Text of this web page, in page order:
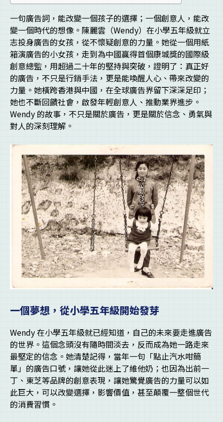
一句廣告詞，能改變一個孩子的選擇；一個創意人，能改
變一個時代的想像。陳麗雲（Wendy）在小學五年級就立
志投身廣告的女孩，從不懷疑創意的力量。她從一個用紙
箱演廣告的小女孩，走到為中國贏得首個康城獎的國際級
創意總監，用超過二十年的堅持與突破，證明了：真正好
的廣告，不只是行銷手法，更是能喚醒人心、帶來改變的
力量。她橫跨香港與中國，在全球廣告界留下深深足印；
她也不斷回饋社會，啟發年輕創意人、推動業界進步。
Wendy 的故事，不只是關於廣告，更是關於信念、勇氣與
對人的深刻理解。
一個夢想，從小學五年級開始發芽
Wendy 在小學五年級就已經知道，自己的未來要走進廣告
的世界。這個念頭沒有隨時間淡去，反而成為她一路走來
最堅定的信念。她清楚記得，當年一句「點止汽水咁簡
單」的廣告口號，讓她從此迷上了維他奶；也因為出前一
丁、東芝等品牌的創意表現，讓她驚覺廣告的力量可以如
此巨大，可以改變選擇，影響價值，甚至顛覆一整個世代
的消費習慣。